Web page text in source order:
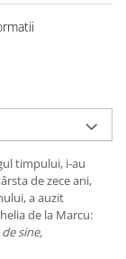
timpului, i-au
de zece ani,
a auzit
de la Marcu:
sine,